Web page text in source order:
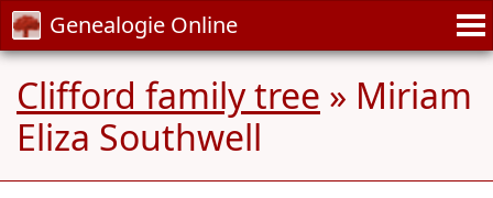
Genealogie Online
Clifford family tree » Miriam
Eliza Southwell